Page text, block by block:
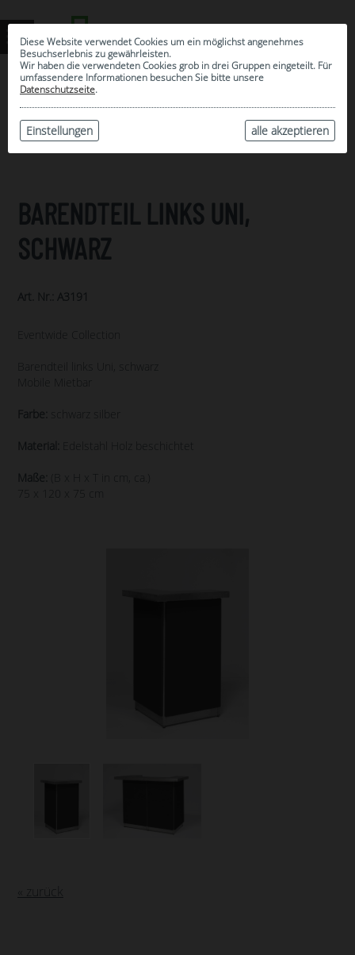
Diese Website verwendet Cookies um ein möglichst angenehmes
Besuchserlebnis zu gewährleisten.
Wir haben die verwendeten Cookies grob in drei Gruppen eingeteilt. Für
umfassendere Informationen besuchen Sie bitte unsere
Datenschutzseite.
alle akzeptieren
Einstellungen
ARCHIV
BARENDTEIL LINKS UNI,
SCHWARZ
Art. Nr.: A3191
Eventwide Collection
Barendteil links Uni, schwarz
Mobile Mietbar
Farbe: schwarz silber
Material: Edelstahl Holz beschichtet
Maße:
(B x H x T in cm, ca.)
75 x 120 x 75 cm
« zurück